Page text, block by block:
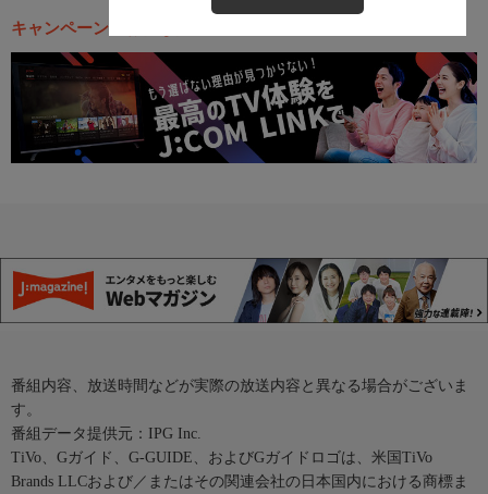
キャンペーン・お得な情報
番組内容、放送時間などが実際の放送内容と異なる場合がございま
す。
番組データ提供元：IPG Inc.
TiVo、Gガイド、G-GUIDE、およびGガイドロゴは、米国TiVo
Brands LLCおよび／またはその関連会社の日本国内における商標ま